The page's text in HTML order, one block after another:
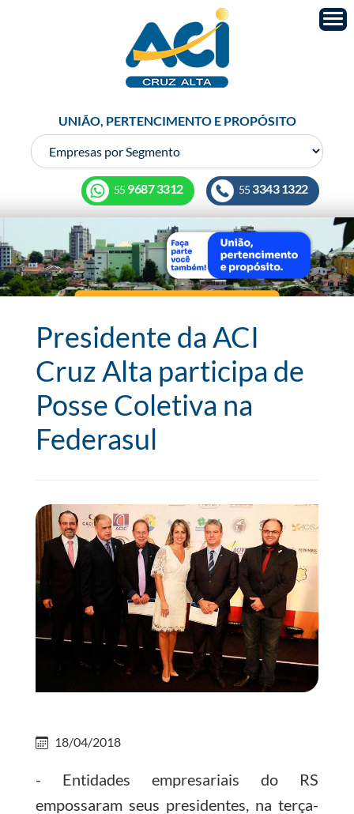
UNIÃO, PERTENCIMENTO E PROPÓSITO
55 3343 1322
55 9687 3312
Presidente da ACI
Cruz Alta participa de
Posse Coletiva na
Federasul
18/04/2018
- Entidades empresariais do RS
empossaram seus presidentes, na terça-